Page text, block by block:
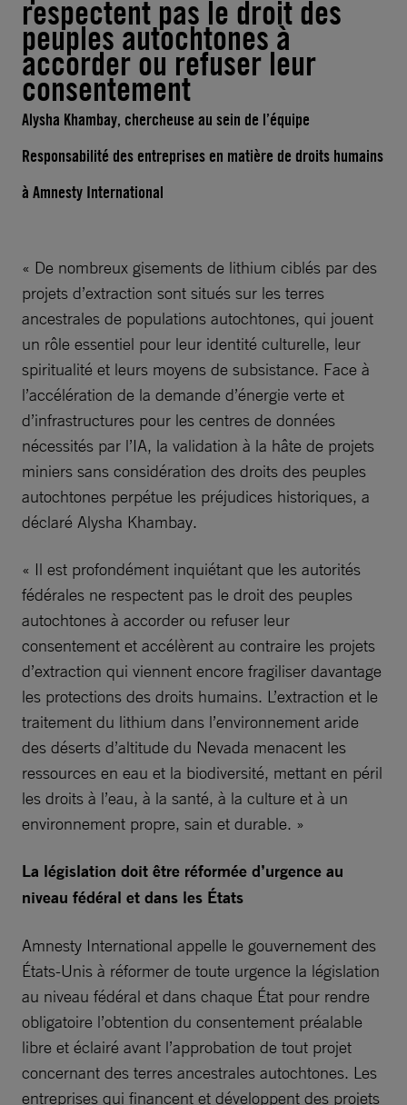
respectent pas le droit des
peuples autochtones à
accorder ou refuser leur
consentement
Alysha Khambay, chercheuse au sein de l’équipe
Responsabilité des entreprises en matière de droits humains
à Amnesty International
« De nombreux gisements de lithium ciblés par des
projets d’extraction sont situés sur les terres
ancestrales de populations autochtones, qui jouent
un rôle essentiel pour leur identité culturelle, leur
spiritualité et leurs moyens de subsistance. Face à
l’accélération de la demande d’énergie verte et
d’infrastructures pour les centres de données
nécessités par l’IA, la validation à la hâte de projets
miniers sans considération des droits des peuples
autochtones perpétue les préjudices historiques, a
déclaré Alysha Khambay.
« Il est profondément inquiétant que les autorités
fédérales ne respectent pas le droit des peuples
autochtones à accorder ou refuser leur
consentement et accélèrent au contraire les projets
d’extraction qui viennent encore fragiliser davantage
les protections des droits humains. L’extraction et le
traitement du lithium dans l’environnement aride
des déserts d’altitude du Nevada menacent les
ressources en eau et la biodiversité, mettant en péril
les droits à l’eau, à la santé, à la culture et à un
environnement propre, sain et durable. »
La législation doit être réformée d’urgence au
niveau fédéral et dans les États
Amnesty International appelle le gouvernement des
États-Unis à réformer de toute urgence la législation
au niveau fédéral et dans chaque État pour rendre
obligatoire l’obtention du consentement préalable
libre et éclairé avant l’approbation de tout projet
concernant des terres ancestrales autochtones. Les
entreprises qui financent et développent des projets